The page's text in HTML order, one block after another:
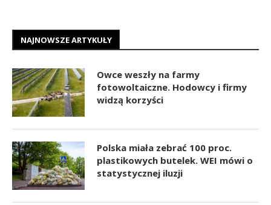
NAJNOWSZE ARTYKUŁY
Owce weszły na farmy
fotowoltaiczne. Hodowcy i firmy
widzą korzyści
Polska miała zebrać 100 proc.
plastikowych butelek. WEI mówi o
statystycznej iluzji